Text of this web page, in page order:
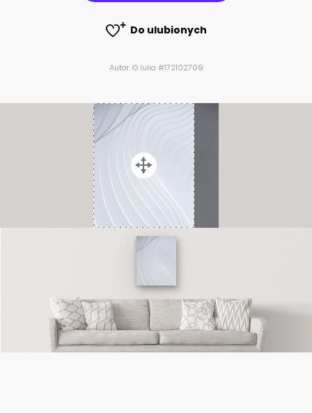
Do ulubionych
Autor: © Iulia #172102709